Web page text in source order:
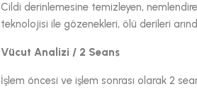
Cildi derinlemesine temizleyen,
teknolojisi ile gözenekleri, ölü derileri
Vücut Analizi / 2 Seans
İşlem öncesi ve işlem sonrası olarak 2